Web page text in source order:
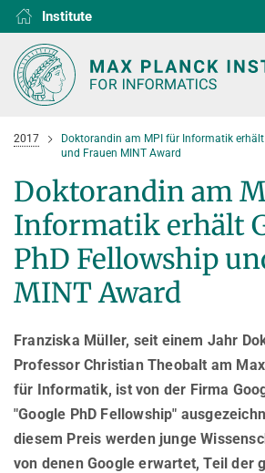
Institute
D1
D2
D3
D4
D5
D6
RG1
RG2
RG3
HOME
RESEARCH
D1 Algorithms and Complexity
D2 Computer Vision and Machine Learning
Internet Architecture
Computer Graphics
Databases and Information Systems
COLLABORATIONS
RESEARCH
European Laboratory for Learning and
Unit SAM)
Kaiserslautern-Saarbrücken Computer
NEWS & EVENTS
NEWS
AWARDS
CAMPUS EVENT CALENDAR
PEOPLE
SERVICES
JOINT CENTRAL SERVICES
CAREER
2017
Doktorandin am MPI für Informatik
und Frauen MINT Award
Doktorandin am
Informatik erhält
PhD Fellowship
MINT Award
Franziska Müller, seit einem Jahr
Professor Christian Theobalt am
für Informatik, ist von der Firma
"Google PhD Fellowship"
diesem Preis werden junge
von denen Google erwartet, Teil der